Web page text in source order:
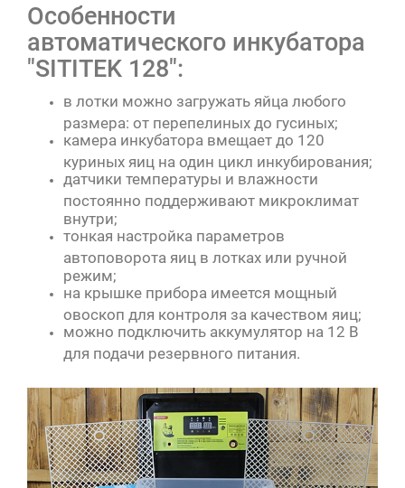
Особенности
автоматического инкубатора
"SITITEK 128":
в лотки можно загружать яйца любого
размера: от перепелиных до гусиных;
камера инкубатора вмещает до 120
куриных яиц на один цикл инкубирования;
датчики температуры и влажности
постоянно поддерживают микроклимат
внутри;
тонкая настройка параметров
автоповорота яиц в лотках или ручной
режим;
на крышке прибора имеется мощный
овоскоп для контроля за качеством яиц;
можно подключить аккумулятор на 12 В
для подачи резервного питания.